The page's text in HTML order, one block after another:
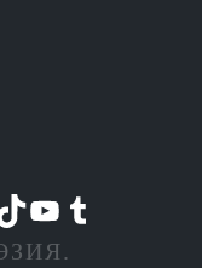
Instagram
страницу в LinkedIn
нашу учётную запись в TikTok
Посетите наш канал YouTube
Посетите нашу учётную запись в Tumblr